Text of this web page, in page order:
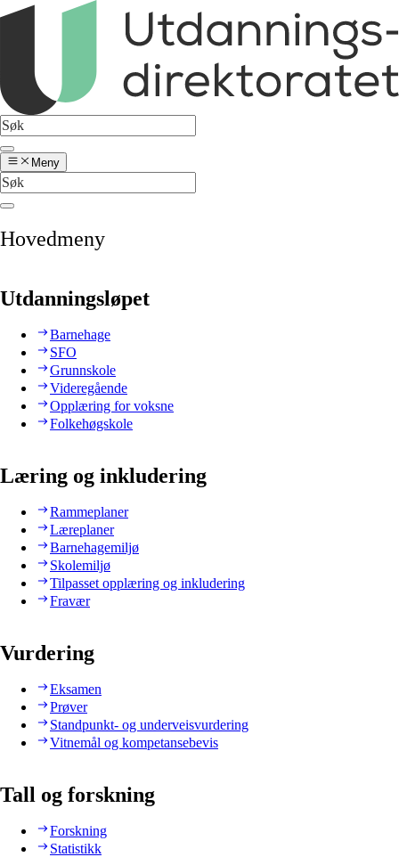
Meny
Hovedmeny
Utdanningsløpet
Barnehage
SFO
Grunnskole
Videregående
Opplæring for voksne
Folkehøgskole
Læring og inkludering
Rammeplaner
Læreplaner
Barnehagemiljø
Skolemiljø
Tilpasset opplæring og inkludering
Fravær
Vurdering
Eksamen
Prøver
Standpunkt- og underveisvurdering
Vitnemål og kompetansebevis
Tall og forskning
Forskning
Statistikk